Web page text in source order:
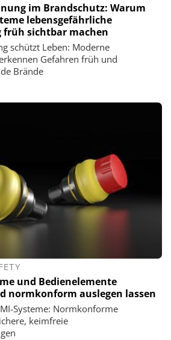
im Brandschutz: Warum
lebensgefährliche
sichtbar machen
schützt Leben: Moderne
Gefahren früh und
Brände
und Bedienelemente
normkonform auslegen lassen
Systeme: Normkonforme
keimfreie